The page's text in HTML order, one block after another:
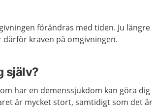
förändras med tiden. Ju längre
kraven på omgivningen.
själv?
har en demenssjukdom kan göra dig
är mycket stort, samtidigt som det är